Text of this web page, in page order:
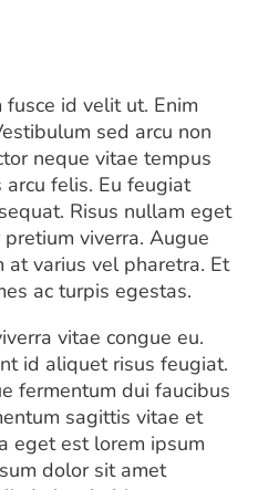
id velit ut. Enim
sed arcu non
neque vitae tempus
felis. Eu feugiat
Risus nullam eget
viverra. Augue
at varius vel pharetra. Et
ac turpis egestas.
vitae congue eu.
id aliquet risus feugiat.
fermentum dui faucibus
sagittis vitae et
eget est lorem ipsum
dolor sit amet